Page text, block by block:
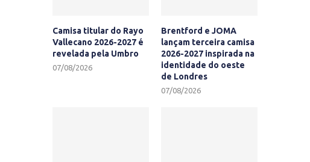
Camisa titular do Rayo
Vallecano 2026-2027 é
revelada pela Umbro
07/08/2026
Brentford e JOMA
lançam terceira camisa
2026-2027 inspirada na
identidade do oeste
de Londres
07/08/2026